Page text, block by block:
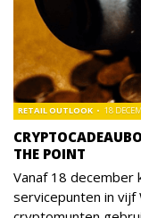
THE POINT
RETAIL OUTLOOK 18
Vanaf 18 december
servicepunten in vijf